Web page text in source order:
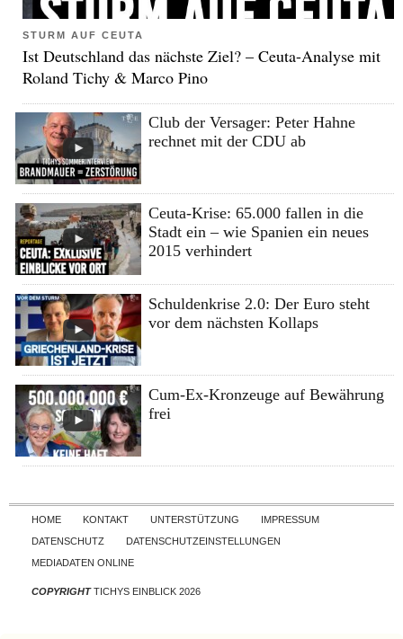
STURM AUF CEUTA
Ist Deutschland das nächste Ziel? – Ceuta-Analyse mit
Roland Tichy & Marco Pino
Club der Versager: Peter Hahne
rechnet mit der CDU ab
Ceuta-Krise: 65.000 fallen in die
Stadt ein – wie Spanien ein neues
2015 verhindert
Schuldenkrise 2.0: Der Euro steht
vor dem nächsten Kollaps
Cum-Ex-Kronzeuge auf Bewährung
frei
Skip to content
HOME KONTAKT UNTERSTÜTZUNG
IMPRESSUM
DATENSCHUTZ
DATENSCHUTZEINSTELLUNGEN
MEDIADATEN ONLINE
COPYRIGHTTICHYS EINBLICK 2026